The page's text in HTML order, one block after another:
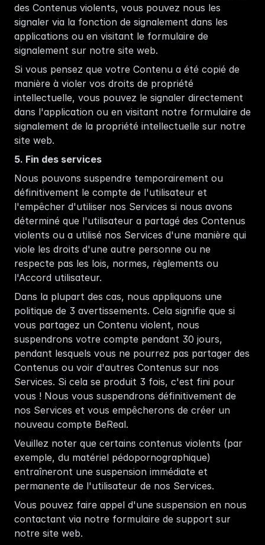
des Contenus violents, vous pouvez nous les
signaler via la fonction de signalement dans les
applications ou en visitant le formulaire de
signalement sur notre site web.
Si vous pensez que votre Contenu a été copié de
manière à violer vos droits de propriété
intellectuelle, vous pouvez le signaler directement
dans l'application ou en visitant notre formulaire de
signalement de la propriété intellectuelle sur notre
site web.
5. Fin des services
Nous pouvons suspendre temporairement ou
définitivement le compte de l'utilisateur et
l'empêcher d'utiliser nos Services si nous avons
déterminé que l'utilisateur a partagé des Contenus
violents ou a utilisé nos Services d'une manière qui
viole les droits d'une autre personne ou ne
respecte pas les lois, normes, règlements ou
l'Accord utilisateur.
Dans la plupart des cas, nous appliquons une
politique de 3 avertissements. Cela signifie que si
vous partagez un Contenu violent, nous
suspendrons votre compte pendant 30 jours,
pendant lesquels vous ne pourrez pas partager des
Contenus ou voir d'autres Contenus sur nos
Services. Si cela se produit 3 fois, c'est fini pour
vous ! Nous vous suspendrons définitivement de
nos Services et vous empêcherons de créer un
nouveau compte BeReal.
Veuillez noter que certains contenus violents (par
exemple, du matériel pédopornographique)
entraîneront une suspension immédiate et
permanente de l'utilisateur de nos Services.
Vous pouvez faire appel d'une suspension en nous
contactant via notre formulaire de support sur
notre site web.